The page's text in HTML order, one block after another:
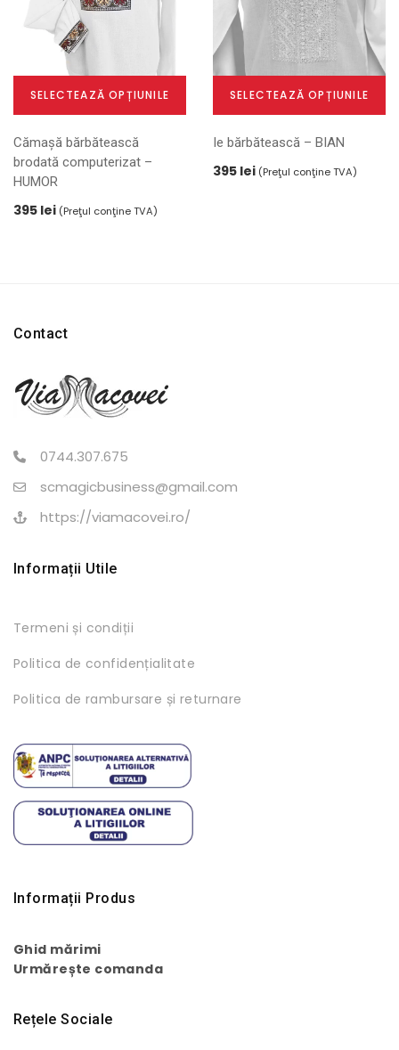
produsului.
produsului.
SELECTEAZĂ OPȚIUNILE
produs
are
variații.
Cămașă bărbătească
brodată computerizat –
HUMOR
395 lei (Preţul conţine TVA)
SELECTEAZĂ OPȚIUNILE
produs
mai
Ie bărbătească – BIAN
395 lei (Preţul conţine TVA)
Contact
0744.307.675
scmagicbusiness@gmail.com
https://viamacovei.ro/
Informații Utile
Termeni și condiții
Politica de confidențialitate
Politica de rambursare și returnare
Informații Produs
Ghid mărimi
Urmărește comanda
Rețele Sociale